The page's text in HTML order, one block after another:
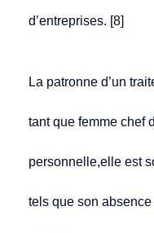
d’entreprises. [8]
La patronne d’un
tant que femme chef
personnelle,elle est
tels que son